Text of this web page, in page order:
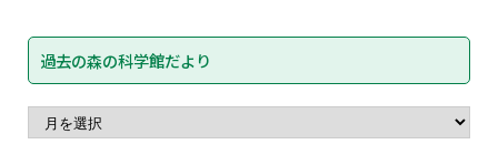
過去の森の科学館だより